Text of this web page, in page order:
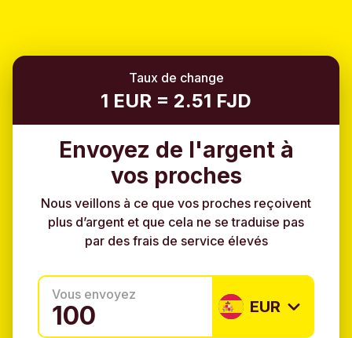
Taux de change
1 EUR = 2.51 FJD
Envoyez de l'argent à
vos proches
Nous veillons à ce que vos proches reçoivent
plus d’argent et que cela ne se traduise pas
par des frais de service élevés
Vous envoyez
EUR